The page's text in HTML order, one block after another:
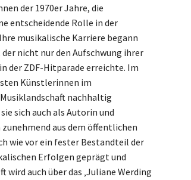
der 1970er Jahre, die
entscheidende Rolle in der
musikalische Karriere begann
nicht nur den Aufschwung ihrer
der ZDF-Hitparade erreichte. Im
Künstlerinnen im
nachhaltig
sich auch als Autorin und
aus dem öffentlichen
wie vor ein fester Bestandteil der
Erfolgen geprägt und
auch über das ‚Juliane Werding